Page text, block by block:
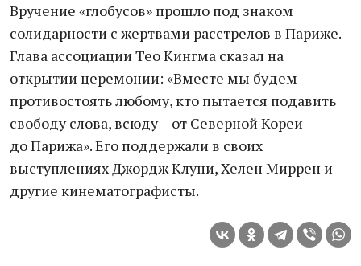
Вручение «глобусов» прошло под знаком
солидарности с жертвами расстрелов в Париже.
Глава ассоциации Тео Кингма сказал на
открытии церемонии: «Вместе мы будем
противостоять любому, кто пытается подавить
свободу слова, всюду – от Северной Кореи
до Парижа». Его поддержали в своих
выступлениях Джордж Клуни, Хелен Миррен и
другие кинематографисты.